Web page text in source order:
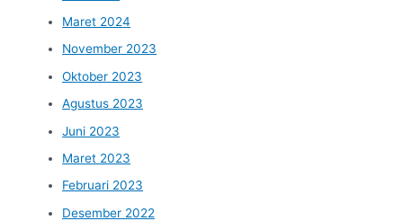
Maret 2024
November 2023
Oktober 2023
Agustus 2023
Juni 2023
Maret 2023
Februari 2023
Desember 2022